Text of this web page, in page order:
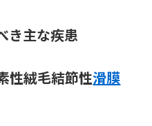
き主な疾患
性絨毛結節性滑膜